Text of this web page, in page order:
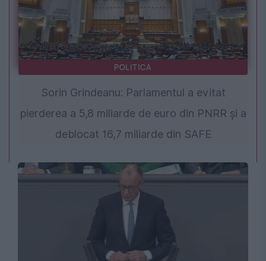
POLITICA
Sorin Grindeanu: Parlamentul a evitat
pierderea a 5,8 miliarde de euro din PNRR și a
deblocat 16,7 miliarde din SAFE